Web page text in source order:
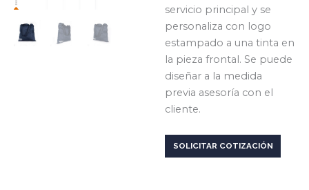
servicio principal y se
personaliza con logo
estampado a una tinta en
la pieza frontal. Se puede
diseñar a la medida
previa asesoría con el
cliente.
SOLICITAR COTIZACIÓN